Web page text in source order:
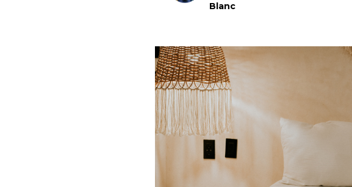
Blanc